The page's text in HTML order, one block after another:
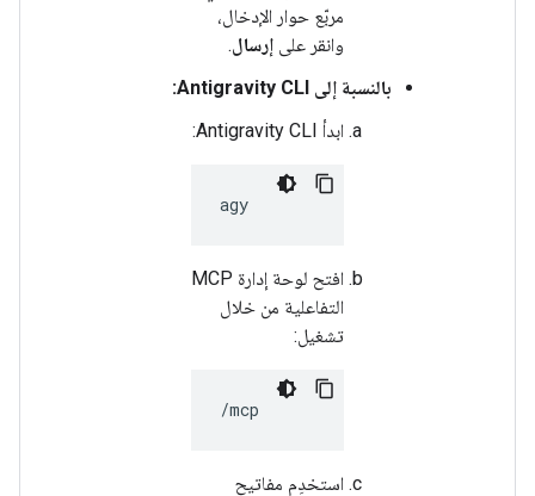
مربّع حوار الإدخال،
وانقر على إرسال.
بالنسبة إلى Antigravity CLI:
ابدأ Antigravity CLI:
افتح لوحة إدارة MCP
التفاعلية من خلال
تشغيل:
استخدِم مفاتيح